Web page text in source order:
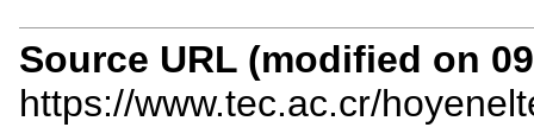
Source URL (modified on
https://www.tec.ac.cr/